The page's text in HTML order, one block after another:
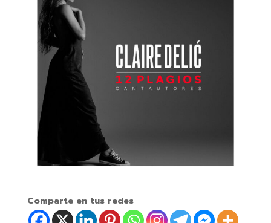
Comparte en tus redes